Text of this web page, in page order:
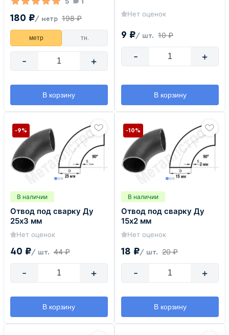
180 ₽/ метр 198 ₽
метр тн.
- +
В корзину
Нет оценок
9 ₽/ шт. 10 ₽
- +
В корзину
В наличии
Отвод под сварку Ду
25х3 мм
Нет оценок
40 ₽/ шт. 44 ₽
-9%
- +
В корзину
В наличии
Отвод под сварку Ду
15х2 мм
Нет оценок
18 ₽/ шт. 20 ₽
-10%
- +
В корзину